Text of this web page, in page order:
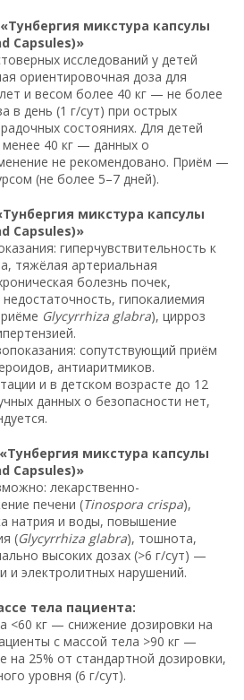
микстура капсулы
Capsules)»
исследований у детей
ориентировочная доза для
и весом более 40 кг — не более
в день (1 г/сут) при острых
состояниях. Для детей
40 кг — данных о
не рекомендовано. Приём —
(не более 5–7 дней).
микстура капсулы
Capsules)»
гиперчувствительность к
тяжёлая артериальная
болезнь почек,
гипокалиемия
Glycyrrhiza glabra), цирроз
сопутствующий приём
антиаритмиков.
и в детском возрасте до 12
данных о безопасности нет,
микстура капсулы
Capsules)»
лекарственно-
печени (Tinospora crispa),
натрия и воды, повышение
(Glycyrrhiza glabra), тошнота,
высоких дозах (>6 г/сут) —
и электролитных нарушений.
тела пациента:
<60 кг — снижение дозировки на
с массой тела >90 кг —
на 25% от стандартной дозировки,
уровня (6 г/сут).